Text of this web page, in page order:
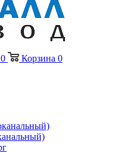
0 Корзина 0